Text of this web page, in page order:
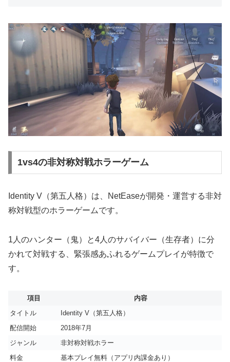
1vs4の非対称対戦ホラーゲーム
Identity V（第五人格）は、NetEaseが開発・運営する非対
称対戦型のホラーゲームです。
1人のハンター（鬼）と4人のサバイバー（生存者）に分
かれて対戦する、緊張感あふれるゲームプレイが特徴で
す。
項目
内容
タイトル
Identity V（第五人格）
配信開始
2018年7月
ジャンル
非対称対戦ホラー
料金
基本プレイ無料（アプリ内課金あり）